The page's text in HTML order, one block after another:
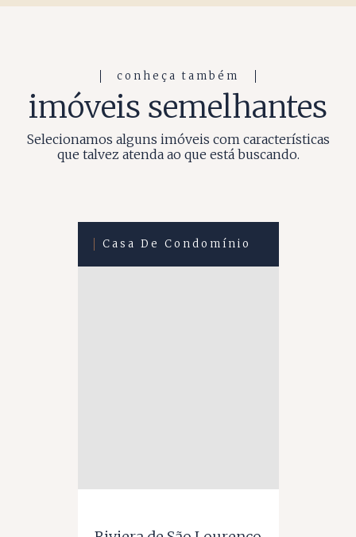
conheça também
imóveis semelhantes
Selecionamos alguns imóveis com características
que talvez atenda ao que está buscando.
Casa De Condomínio